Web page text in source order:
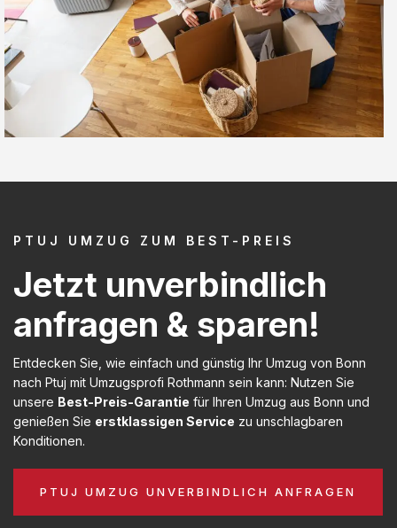
PTUJ UMZUG ZUM BEST-PREIS
Jetzt unverbindlich
anfragen & sparen!
Entdecken Sie, wie einfach und günstig Ihr Umzug von Bonn
nach Ptuj mit Umzugsprofi Rothmann sein kann: Nutzen Sie
unsere Best-Preis-Garantie für Ihren Umzug aus Bonn und
genießen Sie erstklassigen Service zu unschlagbaren
Konditionen.
PTUJ UMZUG UNVERBINDLICH ANFRAGEN